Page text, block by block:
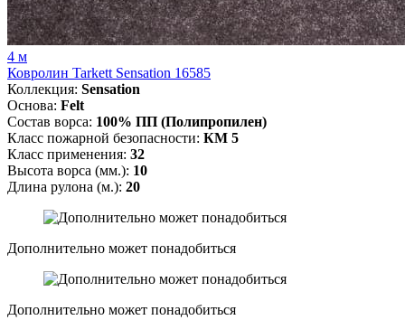
4 м
Ковролин Tarkett Sensation 16585
Коллекция: Sensation
Основа: Felt
Состав ворса: 100% ПП (Полипропилен)
Класс пожарной безопасности: КМ 5
Класс применения: 32
Высота ворса (мм.): 10
Длина рулона (м.): 20
Дополнительно может понадобиться
Дополнительно может понадобиться